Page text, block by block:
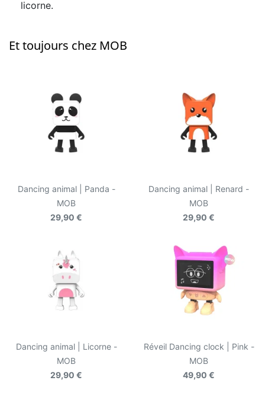
licorne.
Et toujours chez MOB
Dancing animal | Panda -
MOB
29,90 €
Dancing animal | Renard -
MOB
29,90 €
Dancing animal | Licorne -
MOB
29,90 €
Réveil Dancing clock | Pink -
MOB
49,90 €